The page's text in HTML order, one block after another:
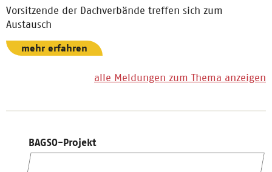
Vorsitzende der Dachverbände treffen sich zum
Austausch
mehr erfahren
alle Meldungen zum Thema anzeigen
BAGSO-Projekt